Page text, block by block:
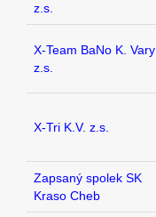
z.s.
X-Team BaNo K. Vary
z.s.
X-Tri K.V. z.s.
Zapsaný spolek SK
Kraso Cheb